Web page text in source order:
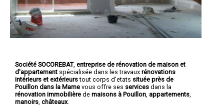
Société SOCOREBAT, entreprise de rénovation de maison et
d'appartement spécialisée dans les travaux rénovations
intérieurs et extérieurstout corps d'etats située près de
Pouillon dans la Marne vous offre ses services dans la
rénovation immobilière de maisons à Pouillon appartements
manoirs châteaux.